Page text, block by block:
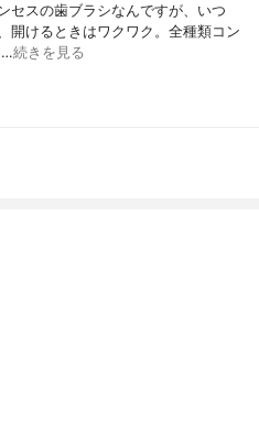
セスの歯ブラシなんですが、いつ
開けるときはワクワク。全種類コン
…続きを見る